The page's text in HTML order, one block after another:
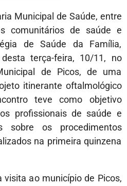
Municipal de Saúde, entre
comunitários de saúde e
de Saúde da Família,
terça-feira, 10/11, no
de Picos, de uma
itinerante oftalmológico
teve como objetivo
profissionais de saúde e
sobre os procedimentos
na primeira quinzena
visita ao município de Picos,